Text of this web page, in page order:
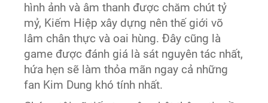
hình ảnh và âm thanh được chăm chút tỷ
mỷ, Kiếm Hiệp xây dựng nên thế giới võ
lâm chân thực và oai hùng. Đây cũng là
game được đánh giá là sát nguyên tác nhất,
hứa hẹn sẽ làm thỏa mãn ngay cả những
fan Kim Dung khó tính nhất.